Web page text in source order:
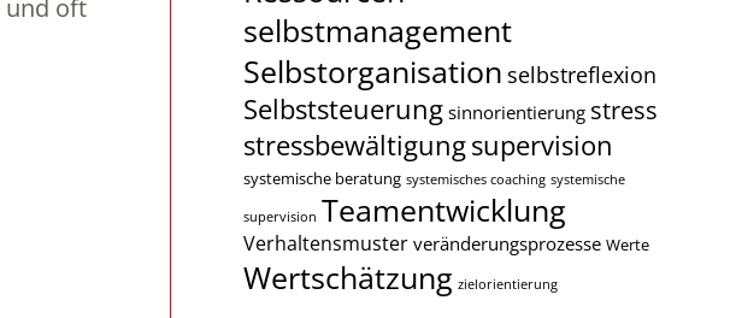
und oft
selbstmanagement
Selbstorganisation selbstreflexion
Selbststeuerung sinnorientierung stress
stressbewältigungsupervision
systemische beratung systemisches coaching systemische
supervision Teamentwicklung
Verhaltensmuster veränderungsprozesse Werte
Wertschätzung zielorientierung